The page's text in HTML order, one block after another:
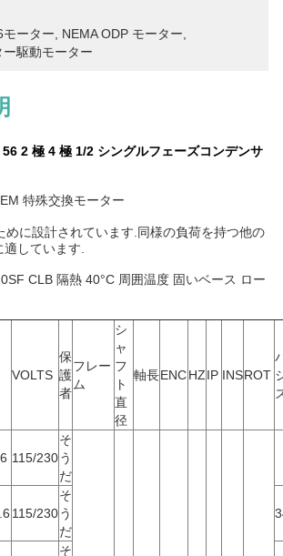
モーター
NEMA ODP モーター
駆動モーター
2 極 4 極 1/2 シングルフェーズコンデンサ
特殊交換モーター
めに設計されています.同様の負荷を持つ他の
しています.
CLB 隔熱 40°C 周囲温度 固いベース ロー
VOLTS
保
護
者
フレー
ム
シ
ャ
フ
ト
直
径
軸長ENCHZIP INSROT
115/230
そ
う
だ
115/230
そ
う
だ
そ